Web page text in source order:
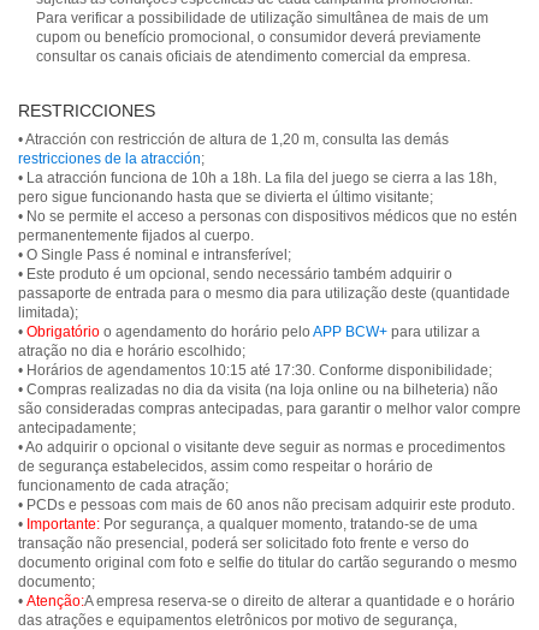
Para verificar a possibilidade de utilização simultânea de mais de um
cupom ou benefício promocional, o consumidor deverá previamente
consultar os canais oficiais de atendimento comercial da empresa.
RESTRICCIONES
• Atracción con restricción de altura de 1,20 m, consulta las demás
restricciones de la atracción;
• La atracción funciona de 10h a 18h. La fila del juego se cierra a las 18h,
pero sigue funcionando hasta que se divierta el último visitante;
• No se permite el acceso a personas con dispositivos médicos que no estén
permanentemente fijados al cuerpo.
• O Single Pass é nominal e intransferível;
• Este produto é um opcional, sendo necessário também adquirir o
passaporte de entrada para o mesmo dia para utilização deste (quantidade
limitada);
• Obrigatório o agendamento do horário pelo APP BCW+ para utilizar a
atração no dia e horário escolhido;
• Horários de agendamentos 10:15 até 17:30. Conforme disponibilidade;
• Compras realizadas no dia da visita (na loja online ou na bilheteria) não
são consideradas compras antecipadas, para garantir o melhor valor compre
antecipadamente;
• Ao adquirir o opcional o visitante deve seguir as normas e procedimentos
de segurança estabelecidos, assim como respeitar o horário de
funcionamento de cada atração;
• PCDs e pessoas com mais de 60 anos não precisam adquirir este produto.
• Importante: Por segurança, a qualquer momento, tratando-se de uma
transação não presencial, poderá ser solicitado foto frente e verso do
documento original com foto e selfie do titular do cartão segurando o mesmo
documento;
• Atenção:A empresa reserva-se o direito de alterar a quantidade e o horário
das atrações e equipamentos eletrônicos por motivo de segurança,